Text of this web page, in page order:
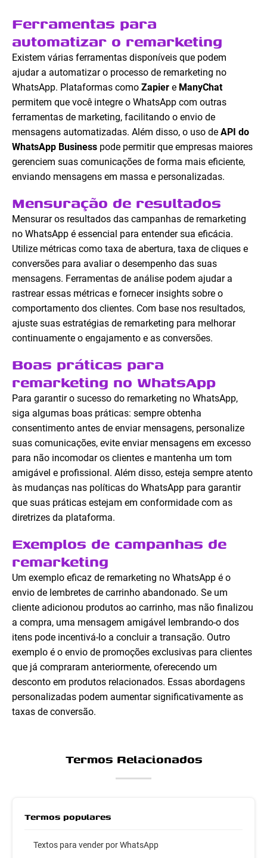
Ferramentas para
automatizar o remarketing
Existem várias ferramentas disponíveis que podem
ajudar a automatizar o processo de remarketing no
WhatsApp. Plataformas como Zapier e ManyChat
permitem que você integre o WhatsApp com outras
ferramentas de marketing, facilitando o envio de
mensagens automatizadas. Além disso, o uso de API do
WhatsApp Business pode permitir que empresas maiores
gerenciem suas comunicações de forma mais eficiente,
enviando mensagens em massa e personalizadas.
Mensuração de resultados
Mensurar os resultados das campanhas de remarketing
no WhatsApp é essencial para entender sua eficácia.
Utilize métricas como taxa de abertura, taxa de cliques e
conversões para avaliar o desempenho das suas
mensagens. Ferramentas de análise podem ajudar a
rastrear essas métricas e fornecer insights sobre o
comportamento dos clientes. Com base nos resultados,
ajuste suas estratégias de remarketing para melhorar
continuamente o engajamento e as conversões.
Boas práticas para
remarketing no WhatsApp
Para garantir o sucesso do remarketing no WhatsApp,
siga algumas boas práticas: sempre obtenha
consentimento antes de enviar mensagens, personalize
suas comunicações, evite enviar mensagens em excesso
para não incomodar os clientes e mantenha um tom
amigável e profissional. Além disso, esteja sempre atento
às mudanças nas políticas do WhatsApp para garantir
que suas práticas estejam em conformidade com as
diretrizes da plataforma.
Exemplos de campanhas de
remarketing
Um exemplo eficaz de remarketing no WhatsApp é o
envio de lembretes de carrinho abandonado. Se um
cliente adicionou produtos ao carrinho, mas não finalizou
a compra, uma mensagem amigável lembrando-o dos
itens pode incentivá-lo a concluir a transação. Outro
exemplo é o envio de promoções exclusivas para clientes
que já compraram anteriormente, oferecendo um
desconto em produtos relacionados. Essas abordagens
personalizadas podem aumentar significativamente as
taxas de conversão.
Termos Relacionados
Termos populares
Textos para vender por WhatsApp